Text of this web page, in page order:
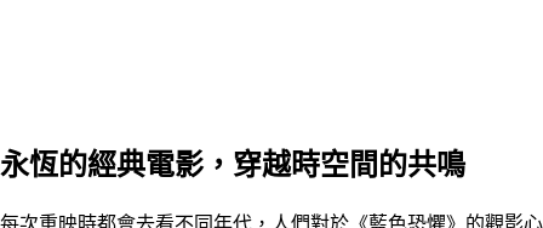
永恆的經典電影，穿越時空間的共鳴
每次重映時都會去看不同年代，人們對於《藍色恐懼》的觀影心